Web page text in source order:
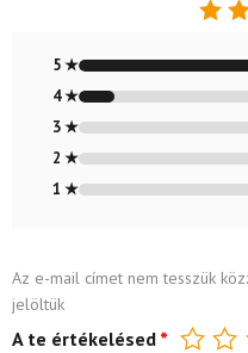
5 ★
4 ★
3 ★
2 ★
1 ★
Az e-mail címet nem tesszük
jelöltük
A te értékelésed *